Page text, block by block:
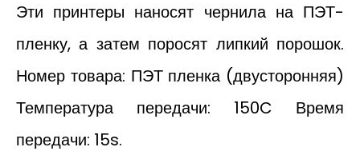
Эти принтеры наносят чернила на ПЭТ-
пленку, а затем поросят липкий порошок.
Номер товара: ПЭТ пленка (двусторонняя)
Температура передачи: 150C Время
передачи: 15s.